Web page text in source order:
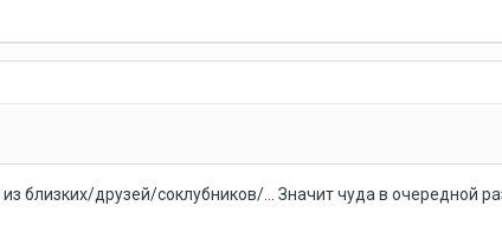
близких/друзей/соклубников/... Значит чуда в очередной